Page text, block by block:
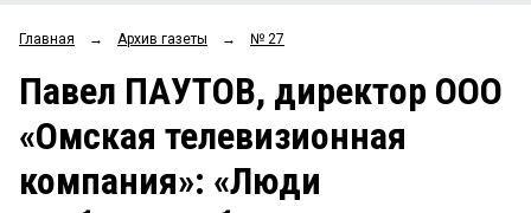
ОБЩЕСТВО
ЗАКОН
НОВОСТИ КОМПАНИЙ
ПРОИСШЕСТВИЯ
Рейтинги
Блоги
Архив
Главная → Архив газеты → № 27
Павел ПАУТОВ, директор ООО
«Омская телевизионная
компания»: «Люди